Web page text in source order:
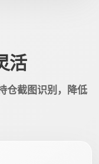
活
仓截图识别，降低